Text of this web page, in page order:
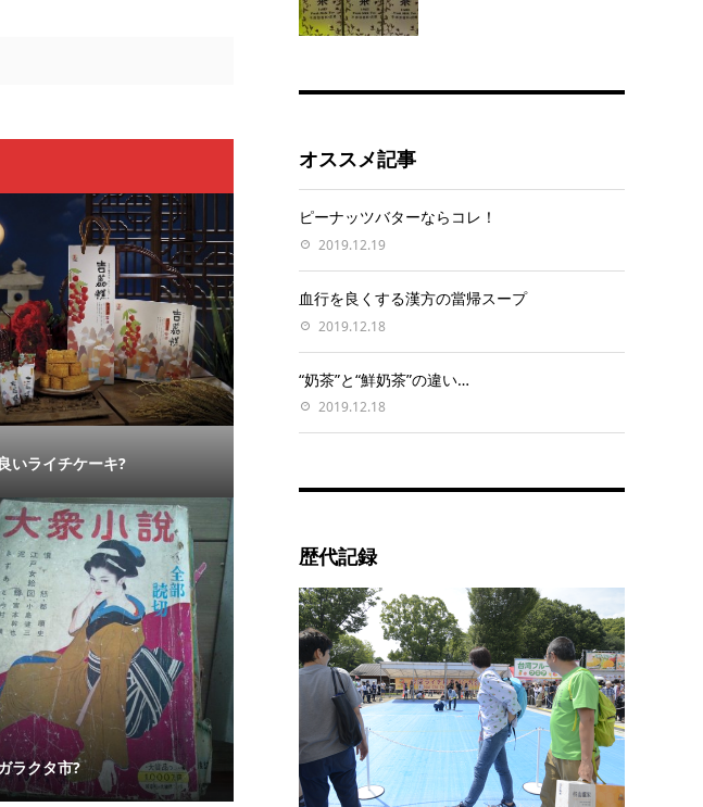
いライチケーキ?
ラクタ市?
オススメ記事
ピーナッツバターならコレ！
2019.12.19
血行を良くする漢方の當帰スープ
2019.12.18
“奶茶”と“鮮奶茶”の違い…
2019.12.18
歴代記録